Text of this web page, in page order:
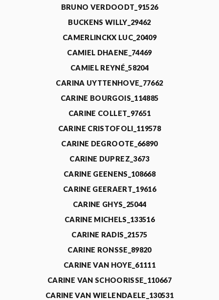
BRUNO VERDOODT_91526
BUCKENS WILLY_29462
CAMERLINCKX LUC_20409
CAMIEL DHAENE_74469
CAMIEL REYNÉ_58204
CARINA UYTTENHOVE_77662
CARINE BOURGOIS_114885
CARINE COLLET_97651
CARINE CRISTOFOLI_119578
CARINE DEGROOTE_66890
CARINE DUPREZ_3673
CARINE GEENENS_108668
CARINE GEERAERT_19616
CARINE GHYS_25044
CARINE MICHELS_133516
CARINE RADIS_21575
CARINE RONSSE_89820
CARINE VAN HOYE_61111
CARINE VAN SCHOORISSE_110667
CARINE VAN WIELENDAELE_130531